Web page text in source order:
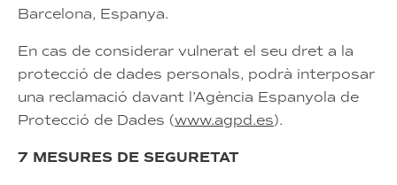
Barcelona, Espanya.
En cas de considerar vulnerat el seu dret a la
protecció de dades personals, podrà interposar
una reclamació davant l’Agència Espanyola de
Protecció de Dades (www.agpd.es).
7 MESURES DE SEGURETAT